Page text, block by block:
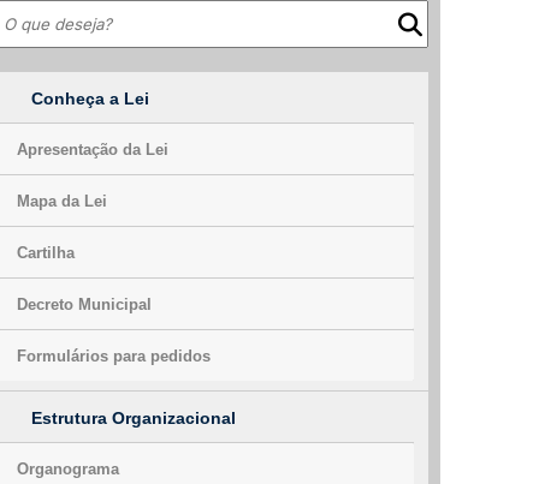
Conheça a Lei
Apresentação da Lei
Mapa da Lei
Cartilha
Decreto Municipal
Formulários para pedidos
Estrutura Organizacional
Organograma